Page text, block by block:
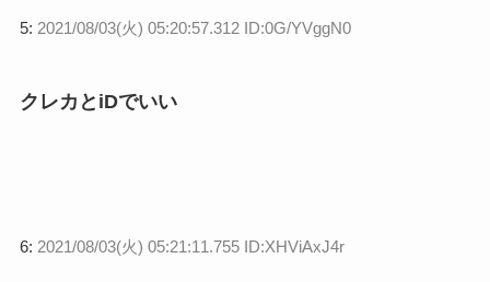
5: 2021/08/03(火) 05:20:57.312 ID:0G/YVggN0
クレカとiDでいい
6: 2021/08/03(火) 05:21:11.755 ID:XHViAxJ4r